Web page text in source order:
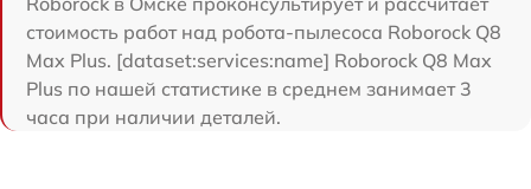
стоимость работ над робота-пылесоса Roborock Q8
Max Plus. [dataset:services:name] Roborock Q8 Max
Plus по нашей статистике в среднем занимает 3
часа при наличии деталей.